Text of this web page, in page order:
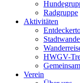
Radgruppe
Aktivitäten
HWGV-
Verein